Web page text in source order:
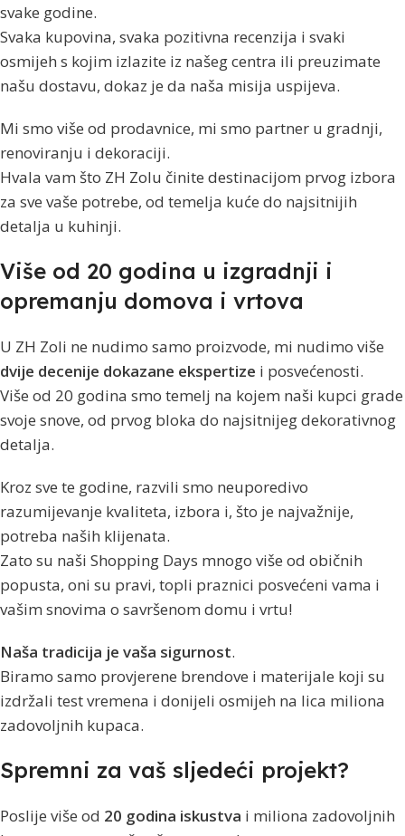
svake godine.
Svaka kupovina, svaka pozitivna recenzija i svaki
osmijeh s kojim izlazite iz našeg centra ili preuzimate
našu dostavu, dokaz je da naša misija uspijeva.
Mi smo više od prodavnice, mi smo partner u gradnji,
renoviranju i dekoraciji.
Hvala vam što ZH Zolu činite destinacijom prvog izbora
za sve vaše potrebe, od temelja kuće do najsitnijih
detalja u kuhinji.
Više od 20 godina u izgradnji i
opremanju domova i vrtova
U ZH Zoli ne nudimo samo proizvode, mi nudimo više
dvije decenije dokazane ekspertize i posvećenosti.
Više od 20 godina smo temelj na kojem naši kupci grade
svoje snove, od prvog bloka do najsitnijeg dekorativnog
detalja.
Kroz sve te godine, razvili smo neuporedivo
razumijevanje kvaliteta, izbora i, što je najvažnije,
potreba naših klijenata.
Zato su naši Shopping Days mnogo više od običnih
popusta, oni su pravi, topli praznici posvećeni vama i
vašim snovima o savršenom domu i vrtu!
Naša tradicija je vaša sigurnost.
Biramo samo provjerene brendove i materijale koji su
izdržali test vremena i donijeli osmijeh na lica miliona
zadovoljnih kupaca.
Spremni za vaš sljedeći projekt?
Poslije više od 20 godina iskustva i miliona zadovoljnih